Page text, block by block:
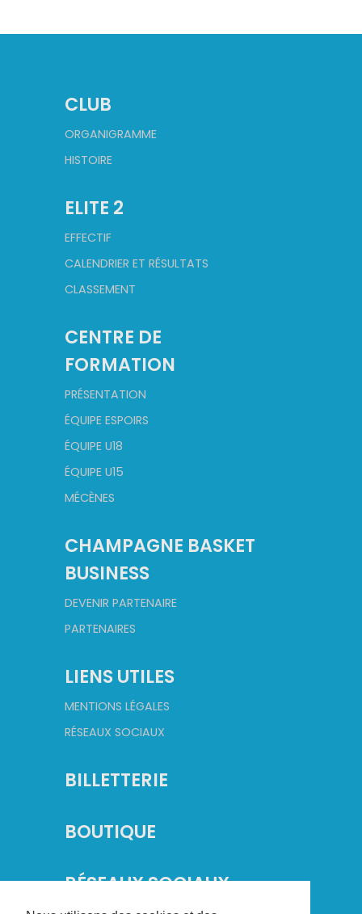
CLUB
ORGANIGRAMME
HISTOIRE
ELITE 2
EFFECTIF
CALENDRIER ET RÉSULTATS
CLASSEMENT
CENTRE DE
FORMATION
PRÉSENTATION
ÉQUIPE ESPOIRS
ÉQUIPE U18
ÉQUIPE U15
MÉCÈNES
CHAMPAGNE BASKET
BUSINESS
DEVENIR PARTENAIRE
PARTENAIRES
LIENS UTILES
MENTIONS LÉGALES
RÉSEAUX SOCIAUX
BILLETTERIE
BOUTIQUE
RÉSEAUX SOCIAUX